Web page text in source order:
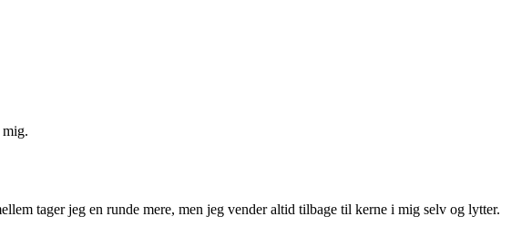
tager jeg en runde mere, men jeg vender altid tilbage til kerne i mig selv og lytter.